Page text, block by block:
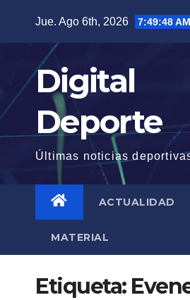
contenido
Jue. Ago 6th, 2026 7:49:49 AM
Digital
Deporte
Últimas noticias
ACTUALIDAD
MATERIAL
Etiqueta: